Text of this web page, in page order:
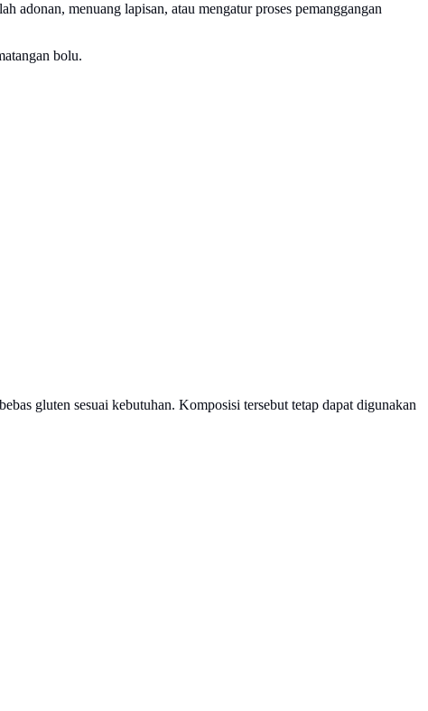
adonan, menuang lapisan, atau mengatur proses pemanggangan
bolu.
gluten sesuai kebutuhan. Komposisi tersebut tetap dapat digunakan